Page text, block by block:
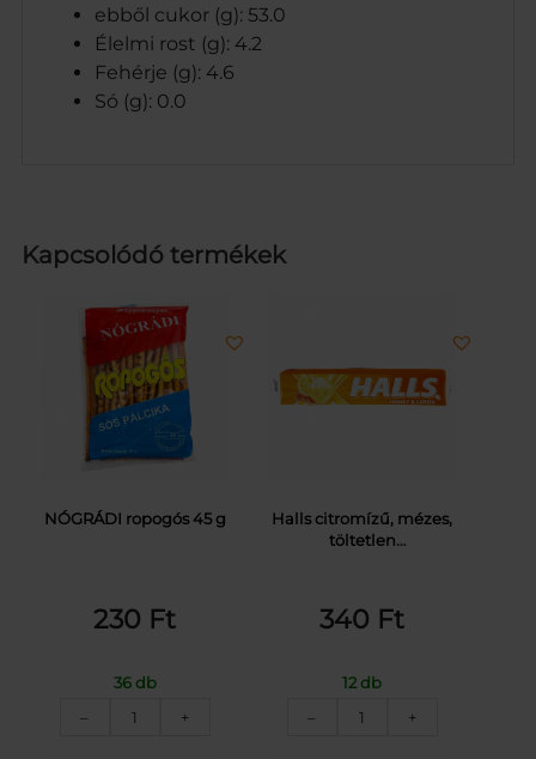
ebből cukor (g): 53.0
Élelmi rost (g): 4.2
Fehérje (g): 4.6
Só (g): 0.0
Kapcsolódó termékek
NÓGRÁDI ropogós 45 g
230 Ft
36 db
–
NÓGRÁDI
+
Halls citromízű, mézes,
töltetlen
340 Ft
12 db
–
HALLS +